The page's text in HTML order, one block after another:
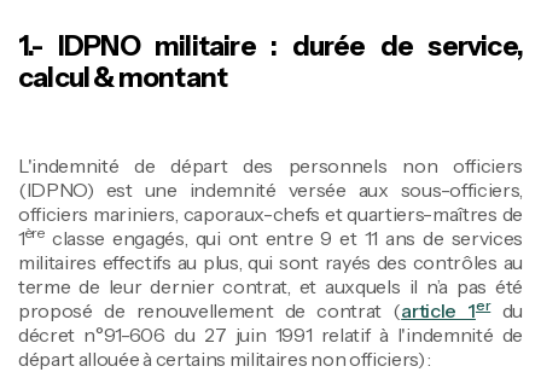
1.- IDPNO militaire : durée de service,
calcul & montant
L'indemnité de départ des personnels non officiers
(IDPNO) est une indemnité versée aux sous-officiers,
officiers mariniers, caporaux-chefs et quartiers-maîtres de
1èreclasse engagés, qui ont entre 9 et 11 ans de services
militaires effectifs au plus, qui sont rayés des contrôles au
terme de leur dernier contrat, et auxquels il n’a pas été
proposé de renouvellement de contrat (article 1erdu
décret n°91-606 du 27 juin 1991 relatif à l'indemnité de
départ allouée à certains militaires non officiers) :